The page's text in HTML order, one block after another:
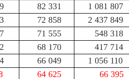
82 331
1 081 807
72 858
2 437 849
71 555
548 318
68 170
417 714
66 049
1 056 110
64 625
66 395